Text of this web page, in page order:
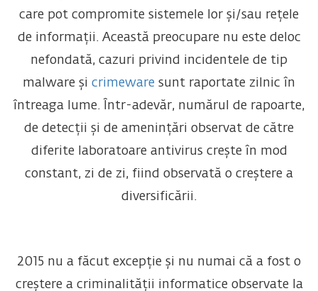
care pot compromite sistemele lor și/sau rețele
de informații. Această preocupare nu este deloc
nefondată, cazuri privind incidentele de tip
malware și crimeware sunt raportate zilnic în
întreaga lume. Într-adevăr, numărul de rapoarte,
de detecții și de amenințări observat de către
diferite laboratoare antivirus crește în mod
constant, zi de zi, fiind observată o creștere a
diversificării.
2015 nu a făcut excepție și nu numai că a fost o
creștere a criminalității informatice observate la